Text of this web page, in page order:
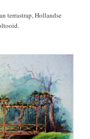
terrastrap, Hollandse